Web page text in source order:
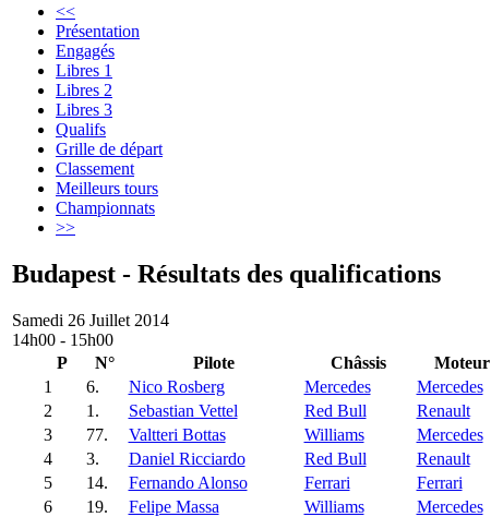
<<
Présentation
Engagés
Libres 1
Libres 2
Libres 3
Qualifs
Grille de départ
Classement
Meilleurs tours
Championnats
>>
Budapest - Résultats des qualifications
Samedi 26 Juillet 2014
14h00 - 15h00
P
N° Pilote Châssis Moteur
1
6. Nico Rosberg Mercedes Mercedes
2
1. Sebastian Vettel Red Bull Renault
3
77. Valtteri Bottas Williams Mercedes
4
3. Daniel Ricciardo Red Bull Renault
5
14. Fernando Alonso Ferrari Ferrari
6
19. Felipe Massa Williams Mercedes